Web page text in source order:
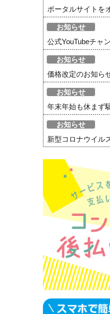
ポータルサイトを
お知らせ
公式YouTubeチャ
お知らせ
価格改定のお知ら
お知らせ
年末年始も休まず
お知らせ
新型コロナウイル